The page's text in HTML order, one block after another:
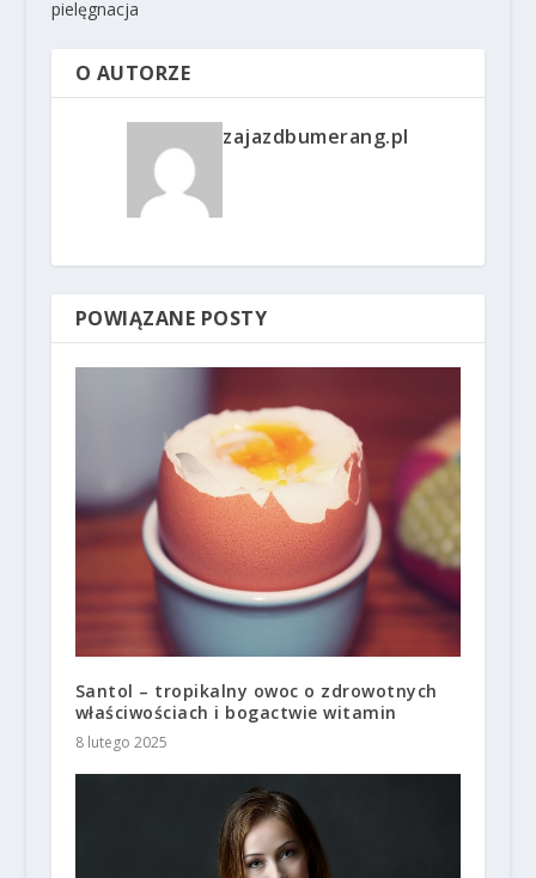
pielęgnacja
O AUTORZE
zajazdbumerang.pl
POWIĄZANE POSTY
Santol – tropikalny owoc o zdrowotnych
właściwościach i bogactwie witamin
8 lutego 2025